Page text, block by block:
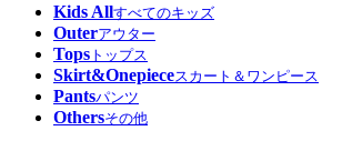
Kids Allすべてのキッズ
Outerアウター
Tops トップス
Skirt&Onepieceスカート＆ワンピース
Pantsパンツ
Othersその他